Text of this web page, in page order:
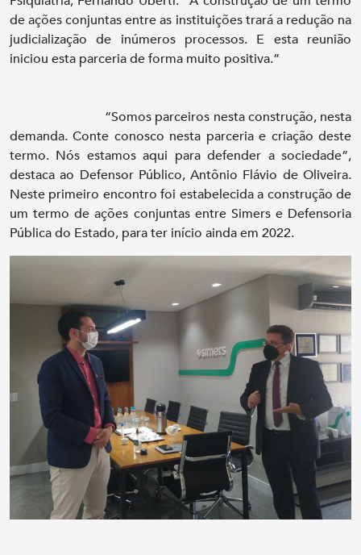
de ações conjuntas entre as instituições trará a redução na
judicialização de inúmeros processos. E esta reunião
iniciou esta parceria de forma muito positiva.”
“Somos parceiros nesta construção, nesta
demanda. Conte conosco nesta parceria e criação deste
termo. Nós estamos aqui para defender a sociedade”,
destaca ao Defensor Público, Antônio Flávio de Oliveira.
Neste primeiro encontro foi estabelecida a construção de
um termo de ações conjuntas entre Simers e Defensoria
Pública do Estado, para ter início ainda em 2022.